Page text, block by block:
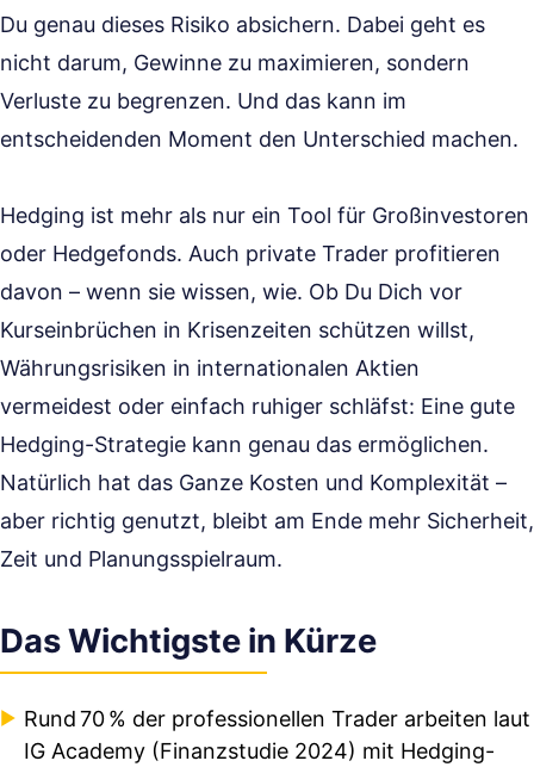
Du genau dieses Risiko absichern. Dabei geht es
nicht darum, Gewinne zu maximieren, sondern
Verluste zu begrenzen. Und das kann im
entscheidenden Moment den Unterschied machen.
Hedging ist mehr als nur ein Tool für Großinvestoren
oder Hedgefonds. Auch private Trader profitieren
davon – wenn sie wissen, wie. Ob Du Dich vor
Kurseinbrüchen in Krisenzeiten schützen willst,
Währungsrisiken in internationalen Aktien
vermeidest oder einfach ruhiger schläfst: Eine gute
Hedging-Strategie kann genau das ermöglichen.
Natürlich hat das Ganze Kosten und Komplexität –
aber richtig genutzt, bleibt am Ende mehr Sicherheit,
Zeit und Planungsspielraum.
Das Wichtigste in Kürze
Rund 70 % der professionellen Trader arbeiten laut
IG Academy (Finanzstudie 2024) mit Hedging-